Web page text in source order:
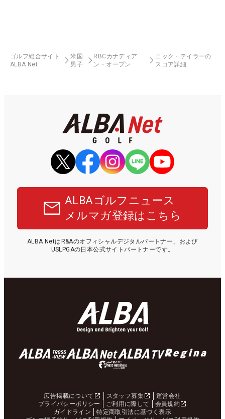
ゴルフ総合サイト
ALBA Net
米国
男子
RBCカナディア
ン・オープン
ニック・テイラーの
スコア詳細
ALBAゴルフニュース
メルマガ登録はこちら
ALBA NetはR&Aのオフィシャルデジタルパートナー、および
USLPGAの日本公式サイトパートナーです。
広告掲載について スタッフ募集
運営会社
プライバシーポリシー
ご利用に際して
会員規約
ガイドライン
特定商取引法に基づく表示